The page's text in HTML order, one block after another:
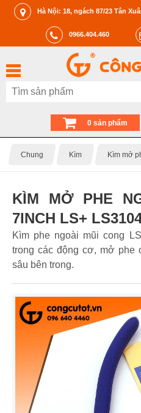
Hà Nội: 18, ngách 87/23 Tân
0966.404.460
0 sản phẩm
Chung Kìm Kìm mở
KÌM MỞ PHE
7INCH LS+
Kìm phe ngoài mũi cong
trong các động cơ, mở
sâu bên trong.